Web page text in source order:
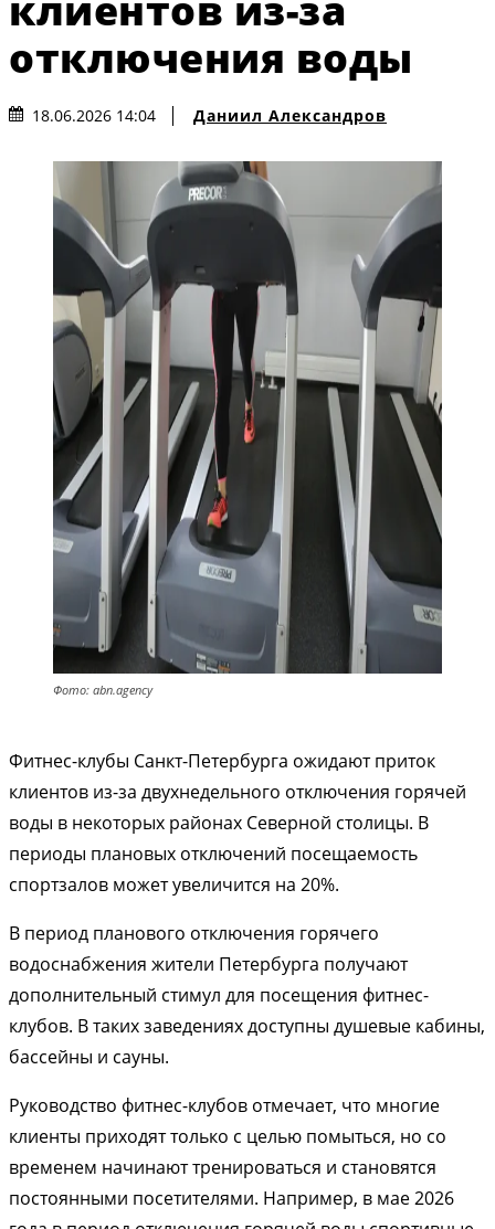
отключения воды
18.06.2026 14:04 Даниил Александров
Фото: abn.agency
Фитнес-клубы Санкт-Петербурга ожидают приток
клиентов из-за двухнедельного отключения горячей
воды в некоторых районах Северной столицы. В
периоды плановых отключений посещаемость
спортзалов может увеличится на 20%.
В период планового отключения горячего
водоснабжения жители Петербурга получают
дополнительный стимул для посещения фитнес-
клубов. В таких заведениях доступны душевые кабины,
бассейны и сауны.
Руководство фитнес-клубов отмечает, что многие
клиенты приходят только с целью помыться, но со
временем начинают тренироваться и становятся
постоянными посетителями. Например, в мае 2026